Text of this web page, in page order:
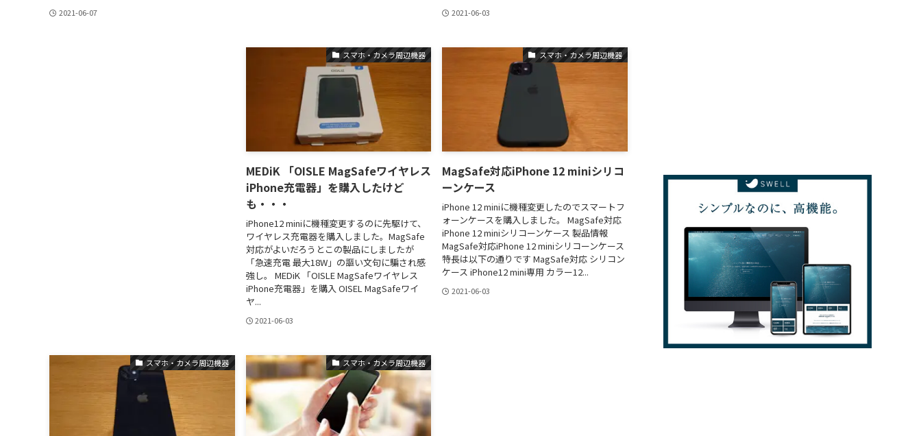
2021-06-07 2021-06-03
スマホ・カメラ周辺機器
MEDiK 「OISLE MagSafeワイヤレス
iPhone充電器」を購入したけど
も・・・
iPhone12 miniに機種変更するのに先駆けて、
ワイヤレス充電器を購入しました。MagSafe
対応がよいだろうとこの製品にしましたが
「急速充電 最大18W」の謳い文句に騙され感
強し。 MEDiK 「OISLE MagSafeワイヤレス
iPhone充電器」を購入 OISEL MagSafeワイ
ヤ...
2021-06-03
スマホ・カメラ周辺機器
MagSafe対応iPhone 12 miniシリコ
ーンケース
iPhone 12 miniに機種変更したのでスマートフ
ォーンケースを購入しました。 MagSafe対応
iPhone 12 miniシリコーンケース 製品情報
MagSafe対応iPhone 12 miniシリコーンケース
特長は以下の通りです MagSafe対応 シリコン
ケース iPhone12 mini専用 カラー12...
2021-06-03
スマホ・カメラ周辺機器 スマホ・カメラ周辺機器